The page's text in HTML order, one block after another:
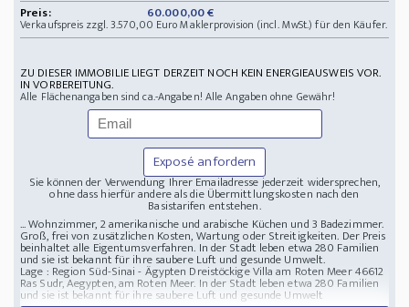
Preis:
60.000,00 €
Verkaufspreis zzgl. 3.570,00 Euro Maklerprovision (incl. MwSt.) für den Käufer.
ZU DIESER IMMOBILIE LIEGT DERZEIT NOCH KEIN ENERGIEAUSWEIS VOR.
IN VORBEREITUNG.
Alle Flächenangaben sind ca.-Angaben! Alle Angaben ohne Gewähr!
Exposé anfordern
Sie können der Verwendung Ihrer Emailadresse jederzeit widersprechen,
ohne dass hierfür andere als die Übermittlungskosten nach den
Basistarifen entstehen.
... Wohnzimmer, 2 amerikanische und arabische Küchen und 3 Badezimmer.
Groß, frei von zusätzlichen Kosten, Wartung oder Streitigkeiten. Der Preis
beinhaltet alle Eigentumsverfahren. In der Stadt leben etwa 280 Familien
und sie ist bekannt für ihre saubere Luft und gesunde Umwelt.
Lage : Region Süd-Sinai - Ägypten Dreistöckige Villa am Roten Meer46612
Ras Sudr, Aegypten, am Roten Meer. In der Stadt leben etwa 280 Familien
und sie ist bekannt für ihre saubere Luft und gesunde Umwelt